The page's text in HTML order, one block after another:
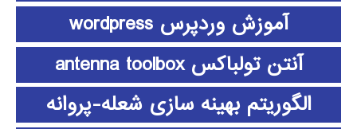
آموزش وردپرس wordpress
آنتن تولباکس antenna toolbox
الگوریتم بهینه سازی شعله-پروانه